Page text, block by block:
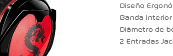
Diseño
Banda
Diámetro de
2 Entradas